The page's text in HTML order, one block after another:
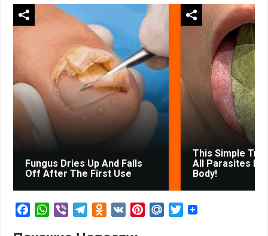
Fungus Dries Up And Falls
Off After The First Use
This Simple
All Parasites
Body!
W
V
O
V
M
T